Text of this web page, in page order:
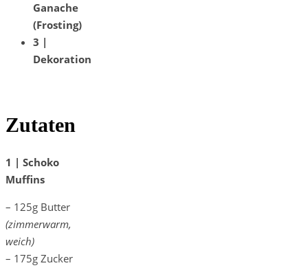
Ganache
(Frosting)
3 |
Dekoration
Zutaten
1 | Schoko
Muffins
– 125g Butter
(zimmerwarm,
weich)
– 175g Zucker